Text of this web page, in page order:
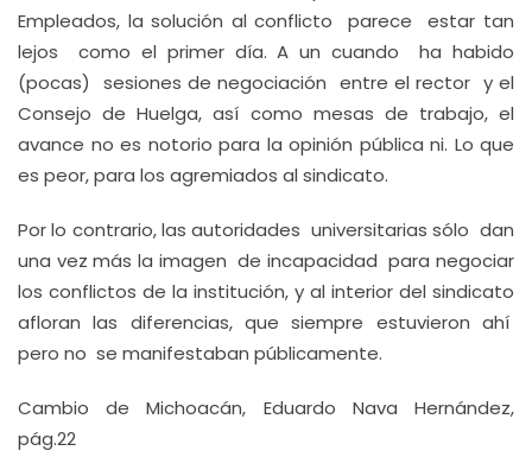
Empleados, la solución al conflicto parece estar tan
lejos como el primer día. A un cuando ha habido
(pocas) sesiones de negociación entre el rector y el
Consejo de Huelga, así como mesas de trabajo, el
avance no es notorio para la opinión pública ni. Lo que
es peor, para los agremiados al sindicato.
Por lo contrario, las autoridades universitarias sólo dan
una vez más la imagen de incapacidad para negociar
los conflictos de la institución, y al interior del sindicato
afloran las diferencias, que siempre estuvieron ahí
pero no se manifestaban públicamente.
Cambio de Michoacán, Eduardo Nava Hernández,
pág.22